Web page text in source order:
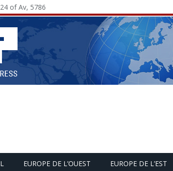
of Av, 5786
EUROPE DE L’OUEST EUROPE DE L’EST